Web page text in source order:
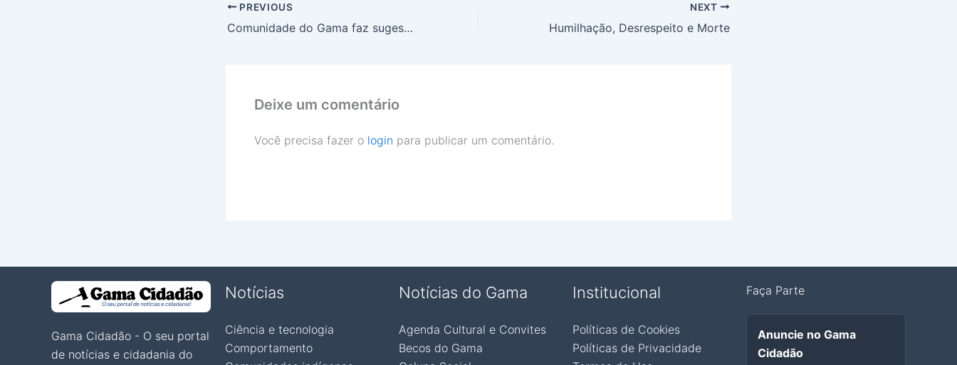
PREVIOUS
Comunidade do Gama faz sugestões para o Plano de Cultura do DF
NEXT
Humilhação, Desrespeito e Morte
Deixe um comentário
Você precisa fazer o login para publicar um comentário.
Gama Cidadão - O seu portal
de notícias e cidadania do
Notícias
Ciência e tecnologia
Comportamento
Notícias do Gama
Agenda Cultural e Convites
Becos do Gama
Institucional
Políticas de Cookies
Políticas de Privacidade
Faça Parte
Anuncie no Gama
Cidadão